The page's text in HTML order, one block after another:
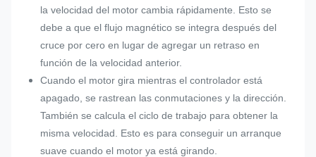
la velocidad del motor cambia rápidamente. Esto se
debe a que el flujo magnético se integra después del
cruce por cero en lugar de agregar un retraso en
función de la velocidad anterior.
Cuando el motor gira mientras el controlador está
apagado, se rastrean las conmutaciones y la dirección.
También se calcula el ciclo de trabajo para obtener la
misma velocidad. Esto es para conseguir un arranque
suave cuando el motor ya está girando.